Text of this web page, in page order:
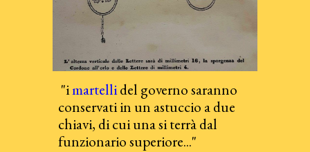
"imartellidel governo saranno
conservati in un astuccio a due
chiavi, di cui una si terrà dal
funzionario superiore..."